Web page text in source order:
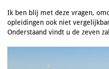
Ik ben blij met deze vragen,
opleidingen ook niet
Onderstaand vindt u de zeven